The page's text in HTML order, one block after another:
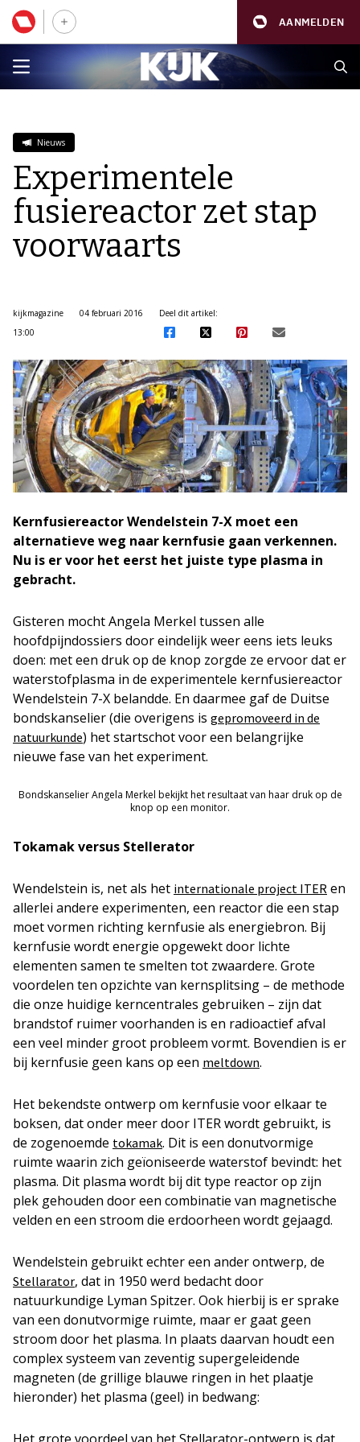
AANMELDEN
Nieuws
Experimentele
fusiereactor zet stap
voorwaarts
kijkmagazine
04 februari 2016
13:00
Deel dit artikel:
Kernfusiereactor Wendelstein 7-X moet een
alternatieve weg naar kernfusie gaan verkennen.
Nu is er voor het eerst het juiste type plasma in
gebracht.
Gisteren mocht Angela Merkel tussen alle
hoofdpijndossiers door eindelijk weer eens iets leuks
doen: met een druk op de knop zorgde ze ervoor dat er
waterstofplasma in de experimentele kernfusiereactor
Wendelstein 7-X belandde. En daarmee gaf de Duitse
bondskanselier (die overigens is gepromoveerd in de
natuurkunde) het startschot voor een belangrijke
nieuwe fase van het experiment.
Bondskanselier Angela Merkel bekijkt het resultaat van haar druk op de
knop op een monitor.
Tokamak versus Stellerator
Wendelstein is, net als het internationale project ITER en
allerlei andere experimenten, een reactor die een stap
moet vormen richting kernfusie als energiebron. Bij
kernfusie wordt energie opgewekt door lichte
elementen samen te smelten tot zwaardere. Grote
voordelen ten opzichte van kernsplitsing – de methode
die onze huidige kerncentrales gebruiken – zijn dat
brandstof ruimer voorhanden is en radioactief afval
een veel minder groot probleem vormt. Bovendien is er
bij kernfusie geen kans op een meltdown.
Het bekendste ontwerp om kernfusie voor elkaar te
boksen, dat onder meer door ITER wordt gebruikt, is
de zogenoemde tokamak. Dit is een donutvormige
ruimte waarin zich geïoniseerde waterstof bevindt: het
plasma. Dit plasma wordt bij dit type reactor op zijn
plek gehouden door een combinatie van magnetische
velden en een stroom die erdoorheen wordt gejaagd.
Wendelstein gebruikt echter een ander ontwerp, de
Stellarator, dat in 1950 werd bedacht door
natuurkundige Lyman Spitzer. Ook hierbij is er sprake
van een donutvormige ruimte, maar er gaat geen
stroom door het plasma. In plaats daarvan houdt een
complex systeem van zeventig supergeleidende
magneten (de grillige blauwe ringen in het plaatje
hieronder) het plasma (geel) in bedwang: